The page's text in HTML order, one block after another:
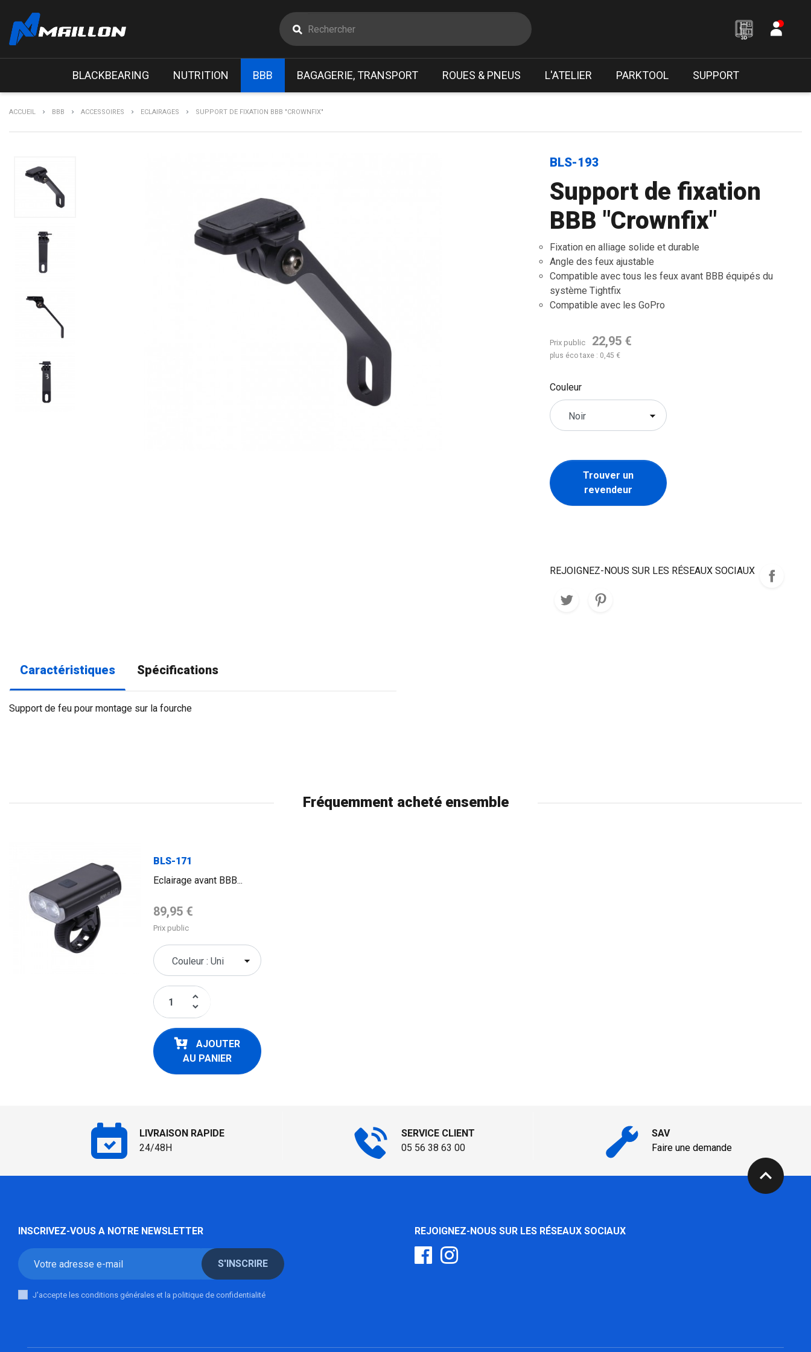
BLACKBEARING NUTRITION BBB BAGAGERIE, TRANSPORT ROUES & PNEUS L'ATELIER PARKTOOL SUPPORT
ACCUEIL BBB ACCESSOIRES ECLAIRAGES SUPPORT DE FIXATION BBB "CROWNFIX"
BLS-193
Support de fixation
BBB "Crownfix"
Fixation en alliage solide et durable
Angle des feux ajustable
Compatible avec tous les feux avant BBB équipés du
système Tightfix
Compatible avec les GoPro
Prix public 22,95 €
plus éco taxe : 0,45 €
Couleur
Trouver un
revendeur
REJOIGNEZ-NOUS SUR LES RÉSEAUX SOCIAUX
Caractéristiques Spécifications
Support de feu pour montage sur la fourche
Fréquemment acheté ensemble
BLS-171
Eclairage avant BBB...
Prix de base
89,95 €
Prix public
keyboard_arrow_up
keyboard_arrow_down
AJOUTER
AU PANIER
LIVRAISON RAPIDE
24/48H
SERVICE CLIENT
05 56 38 63 00
SAV
Faire une demande
expand_less
INSCRIVEZ-VOUS A NOTRE NEWSLETTER
S'INSCRIRE
J'accepte les conditions générales et la politique de confidentialité
REJOIGNEZ-NOUS SUR LES RÉSEAUX SOCIAUX